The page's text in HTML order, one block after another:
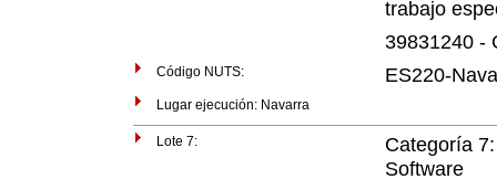
trabajo
39831240 -
Código NUTS: ES220-
Lugar ejecución: Navarra
Lote 7:
Categoría
Software